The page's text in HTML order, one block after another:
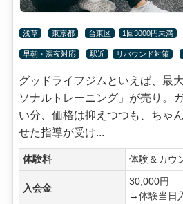
浅草 東京都 台東区 1回3000円未満
早朝・深夜対応 駅近 リバウンド対策
グッドライフジムといえば、最
ソナルトレーニング」が売り。
い分、価格は抑えつつも、ちゃ
せた指導が受け...
体験料 体験＆カウ
入会金
30,000円
→体験当日